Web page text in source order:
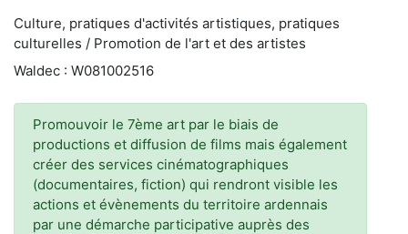
Culture, pratiques d'activités artistiques, pratiques
culturelles / Promotion de l'art et des artistes
Waldec : W081002516
Promouvoir le 7ème art par le biais de
productions et diffusion de films mais également
créer des services cinématographiques
(documentaires, fiction) qui rendront visible les
actions et évènements du territoire ardennais
par une démarche participative auprès des